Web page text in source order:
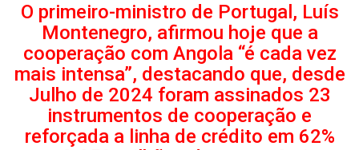
O primeiro-ministro de Portugal, Luís
Montenegro, afirmou hoje que a
cooperação com Angola “é cada vez
mais intensa”, destacando que, desde
Julho de 2024 foram assinados 23
instrumentos de cooperação e
reforçada a linha de crédito em 62%